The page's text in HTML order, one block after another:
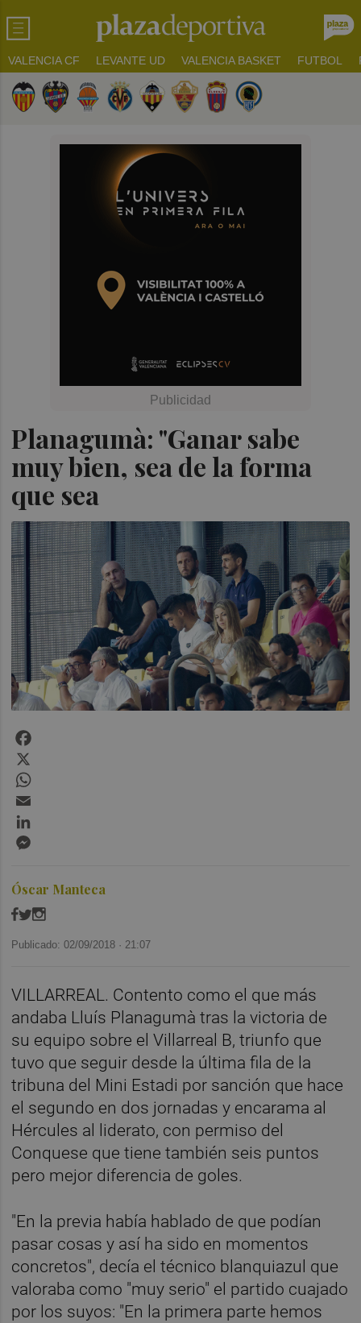
VALENCIA CF LEVANTE UD VALENCIA BASKET FUTBOL
Planagumà: "Ganar sabe
muy bien, sea de la forma
que sea
Óscar Manteca
Publicado: 02/09/2018 · 21:07
VILLARREAL. Contento como el que más
andaba Lluís Planagumà tras la victoria de
su equipo sobre el Villarreal B, triunfo que
tuvo que seguir desde la última fila de la
tribuna del Mini Estadi por sanción que hace
el segundo en dos jornadas y encarama al
Hércules al liderato, con permiso del
Conquese que tiene también seis puntos
pero mejor diferencia de goles.
"En la previa había hablado de que podían
pasar cosas y así ha sido en momentos
concretos", decía el técnico blanquiazul que
valoraba como "muy serio" el partido cuajado
por los suyos: "En la primera parte hemos